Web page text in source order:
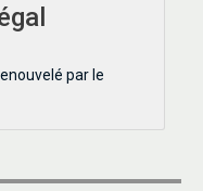
par le